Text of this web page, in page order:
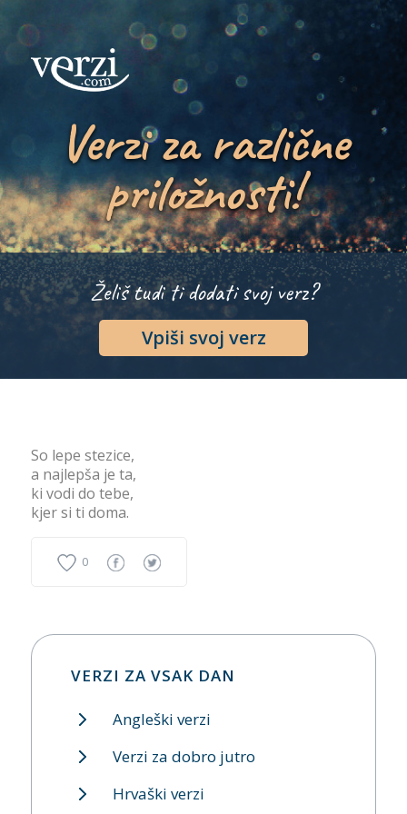
Verzi za različne
priložnosti!
Želiš tudi ti dodati svoj verz?
Vpiši svoj verz
So lepe stezice,
a najlepša je ta,
ki vodi do tebe,
kjer si ti doma.
0
VERZI ZA VSAK DAN
Angleški verzi
Verzi za dobro jutro
Hrvaški verzi